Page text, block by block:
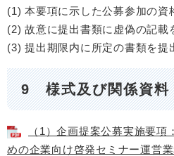
(1) 本要項に示した公募参加の資
(2) 故意に提出書類に虚偽の記載
(3) 提出期限内に所定の書類を提
9 様式及び関係資料
（1）企画提案公募実施要
めの企業向け啓発セミナー運営